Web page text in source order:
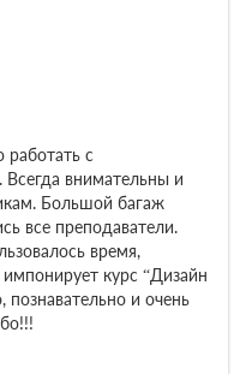
работать с
внимательны и
Большой багаж
все преподаватели.
время,
курс “Дизайн
познавательно и очень